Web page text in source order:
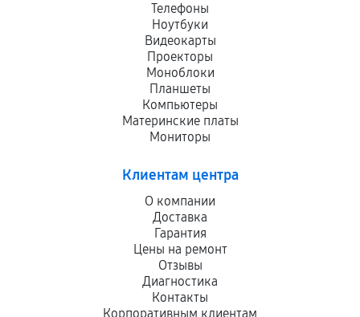
Телефоны
Ноутбуки
Видеокарты
Проекторы
Моноблоки
Планшеты
Компьютеры
Материнские платы
Мониторы
Клиентам центра
О компании
Доставка
Гарантия
Цены на ремонт
Отзывы
Диагностика
Контакты
Корпоративным клиентам